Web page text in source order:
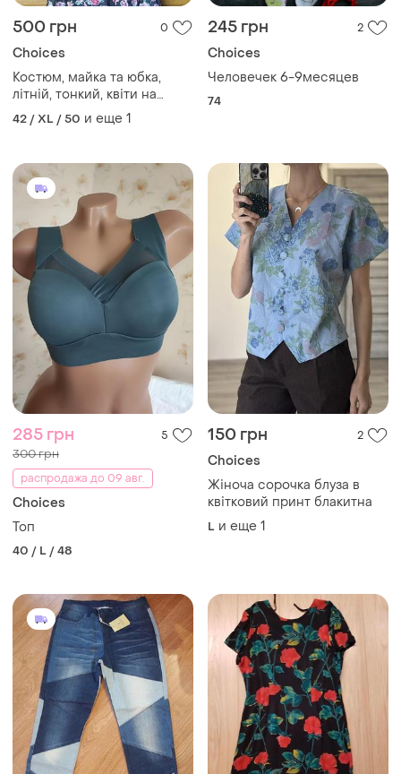
500 грн 0
Choices
Костюм, майка та юбка,
літній, тонкий, квіти на
чорному фоні, з етикеткою
42 / XL / 50 и еще 1
245 грн 2
Choices
Человечек 6-9месяцев
74
285 грн 5
300 грн
распродажа до 09 авг.
Choices
Топ
40 / L / 48
150 грн 2
Choices
Жіноча сорочка блуза в
квітковий принт блакитна
L и еще 1